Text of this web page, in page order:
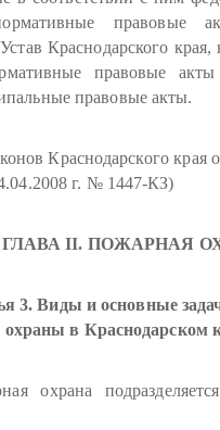
правовые
Краснодарского края,
правовые акты
правовые акты.
Краснодарского края
г. № 1447-КЗ)
ГЛАВА II. ПОЖАРНАЯ
3. Виды и основные
охраны в Краснодарском
охрана